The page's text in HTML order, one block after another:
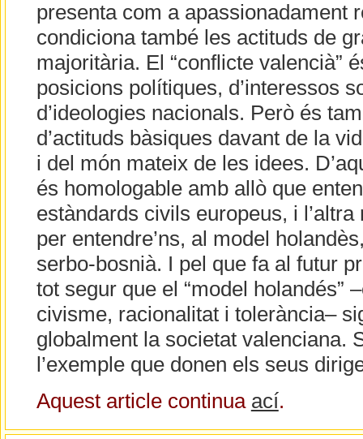
presenta com a apassionadament
condiciona també les actituds de
majoritària. El “conflicte valencià”
posicions polítiques, d’interessos
d’ideologies nacionals. Però és
d’actituds bàsiques davant de la
i del món mateix de les idees.
és homologable amb allò que
estàndards civils europeus, i
per entendre’ns, al model
serbo-bosnià. I pel que fa al futur
tot segur que el “model holandés”
civisme, racionalitat i tolerància–
globalment la societat valenciana.
l’exemple que donen els seus
Aquest article continua ací.